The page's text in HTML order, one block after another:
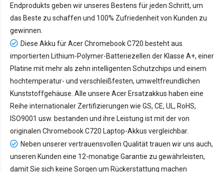
Endprodukts geben wir unseres Bestens für jeden Schritt, um
das Beste zu schaffen und 100% Zufriedenheit von Kunden zu
gewinnen.
Diese Akku für Acer Chromebook C720 besteht aus
importierten Lithium-Polymer-Batteriezellen der Klasse A+, einer
Platine mit mehr als zehn intelligenten Schutzchips und einem
hochtemperatur- und verschleißfesten, umweltfreundlichen
Kunststoffgehäuse. Alle unsere Acer Ersatzakkus haben eine
Reihe internationaler Zertifizierungen wie GS, CE, UL, RoHS,
ISO9001 usw. bestanden und ihre Leistung ist mit der von
originalen Chromebook C720 Laptop-Akkus vergleichbar.
Neben unserer vertrauensvollen Qualität trauen wir uns auch,
unseren Kunden eine 12-monatige Garantie zu gewährleisten,
damit Sie sich keine Sorgen um Rückerstattung machen